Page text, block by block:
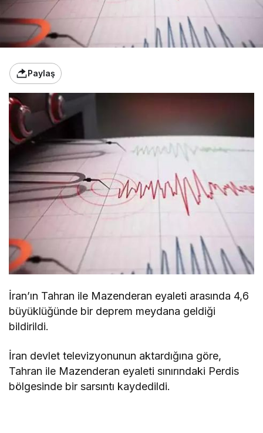
Paylaş
İran’ın Tahran ile Mazenderan eyaleti arasında 4,6
büyüklüğünde bir deprem meydana geldiği
bildirildi.
İran devlet televizyonunun aktardığına göre,
Tahran ile Mazenderan eyaleti sınırındaki Perdis
bölgesinde bir sarsıntı kaydedildi.